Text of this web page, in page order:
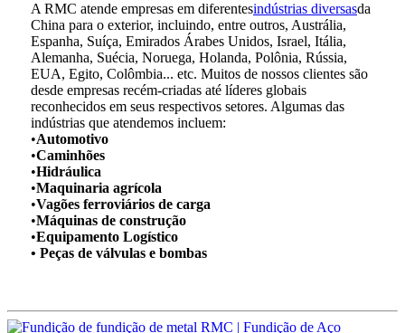
A RMC atende empresas em diferentesindústrias diversasda
China para o exterior, incluindo, entre outros, Austrália,
Espanha, Suíça, Emirados Árabes Unidos, Israel, Itália,
Alemanha, Suécia, Noruega, Holanda, Polônia, Rússia,
EUA, Egito, Colômbia... etc. Muitos de nossos clientes são
desde empresas recém-criadas até líderes globais
reconhecidos em seus respectivos setores. Algumas das
indústrias que atendemos incluem:
•Automotivo
•Caminhões
•Hidráulica
•Maquinaria agrícola
•Vagões ferroviários de carga
•Máquinas de construção
•Equipamento Logístico
• Peças de válvulas e bombas